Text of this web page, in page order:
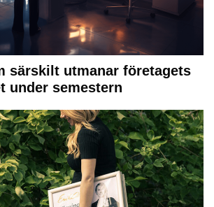
särskilt utmanar företagets
under semestern